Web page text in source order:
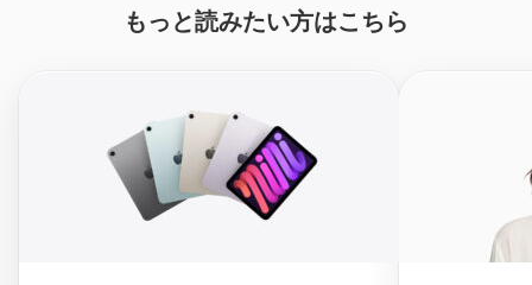
もっと読みたい方はこちら